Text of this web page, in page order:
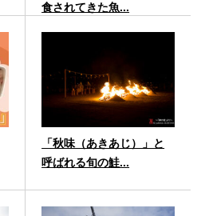
食されてきた魚...
「秋味（あきあじ）」と
呼ばれる旬の鮭...